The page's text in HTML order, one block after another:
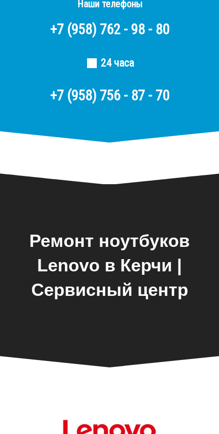
Наши телефоны
+7 (958) 762 - 98 - 80
24 часа
+7 (958) 756 - 87 - 70
Ремонт ноутбуков
Lenovo в Керчи |
Сервисный центр